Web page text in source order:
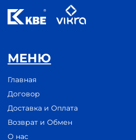
МЕНЮ
Главная
Договор
Доставка и Оплата
Возврат и Обмен
О нас